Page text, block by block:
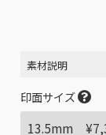
素材説明
印面サイズ